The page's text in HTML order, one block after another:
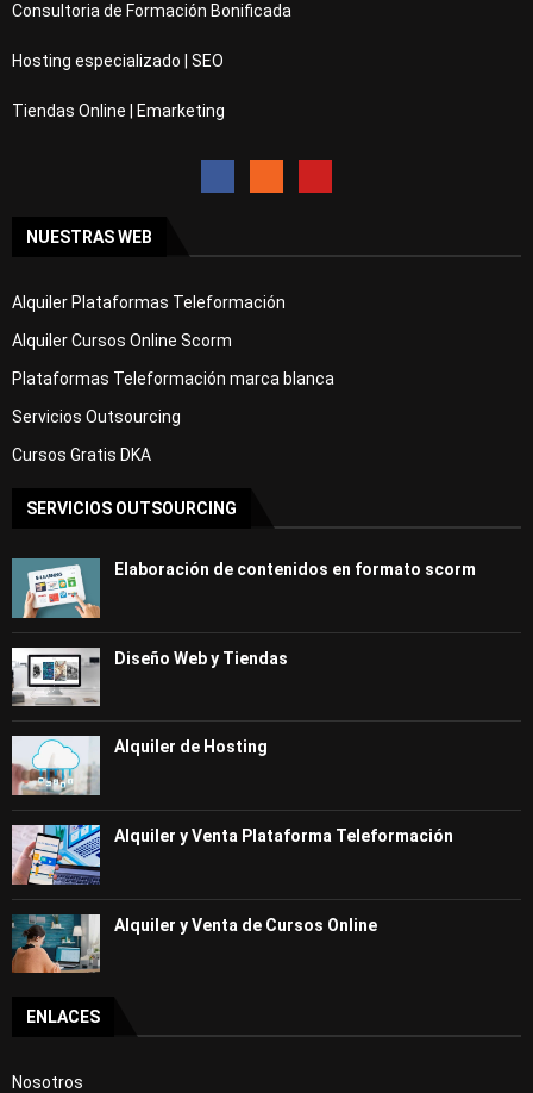
Consultoria de Formación Bonificada
Hosting especializado | SEO
Tiendas Online | Emarketing
NUESTRAS WEB
Alquiler Plataformas Teleformación
Alquiler Cursos Online Scorm
Plataformas Teleformación marca blanca
Servicios Outsourcing
Cursos Gratis DKA
SERVICIOS OUTSOURCING
Elaboración de contenidos en formato scorm
Diseño Web y Tiendas
Alquiler de Hosting
Alquiler y Venta Plataforma Teleformación
Alquiler y Venta de Cursos Online
ENLACES
Nosotros